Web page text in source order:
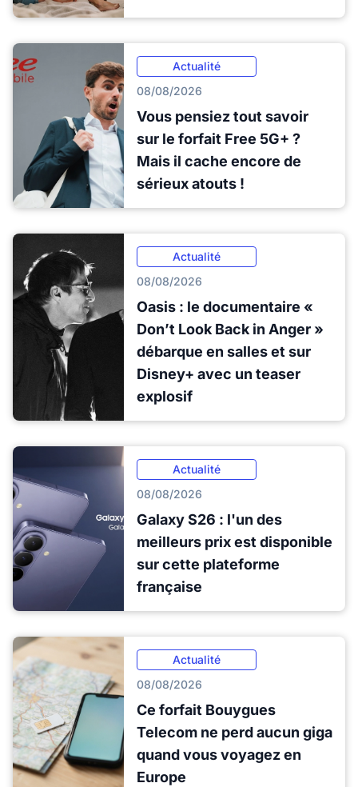
Actualité
08/08/2026
Vous pensiez tout savoir
sur le forfait Free 5G+ ?
Mais il cache encore de
sérieux atouts !
Actualité
08/08/2026
Oasis : le documentaire «
Don’t Look Back in Anger »
débarque en salles et sur
Disney+ avec un teaser
explosif
Actualité
08/08/2026
Galaxy S26 : l'un des
meilleurs prix est disponible
sur cette plateforme
française
Actualité
08/08/2026
Ce forfait Bouygues
Telecom ne perd aucun giga
quand vous voyagez en
Europe